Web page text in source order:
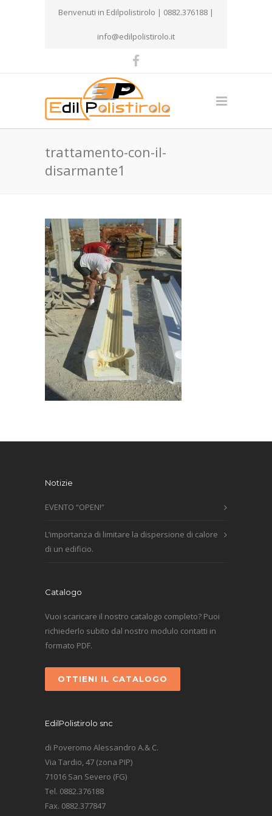
Benvenuti in Edilpolistirolo | 0882.376188 |
info@edilpolistirolo.it
trattamento-con-il-
disarmante1
Notizie
EVENTO “OPEN!”
L’importanza di limitare la dispersione di calore
di un edificio.
Catalogo
Vuoi scaricare il nostro catalogo completo? Puoi
richiederlo subito dal nostro modulo contatti in
formato PDF.
OTTIENI IL CATALOGO
EdilPolistirolo snc
di Poveromo Alessandro A.& C.
Via Tardio, 47 (zona PIP)
71016 San Severo (FG)
Tel. 0882.376188
Fax. 0882.377847